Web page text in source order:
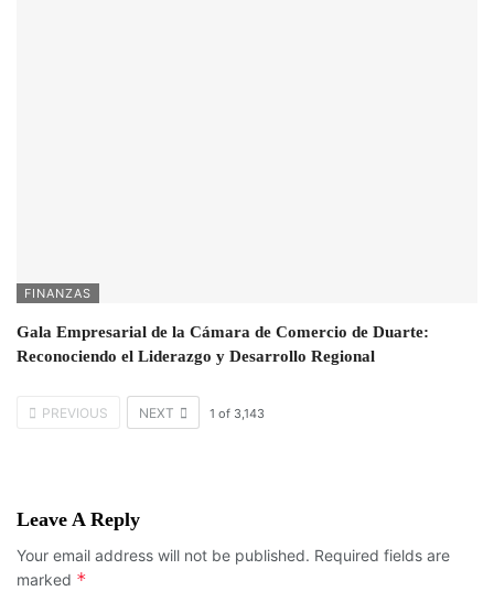
FINANZAS
Gala Empresarial de la Cámara de Comercio de Duarte:
Reconociendo el Liderazgo y Desarrollo Regional
PREVIOUS NEXT 1 of 3,143
Leave A Reply
Your email address will not be published. Required fields are
marked *